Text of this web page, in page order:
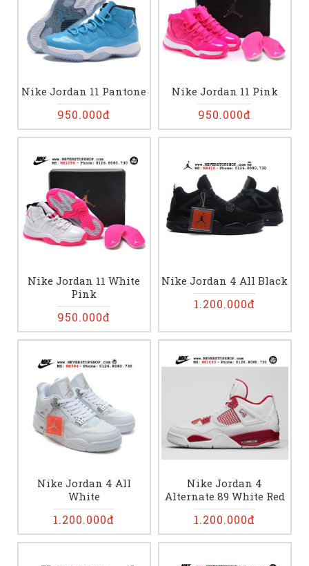
Nike Jordan 11 Pantone
950.000đ
Nike Jordan 11 Pink
950.000đ
Nike Jordan 11 White
Pink
950.000đ
Nike Jordan 4 All Black
1.200.000đ
Nike Jordan 4 All
White
1.200.000đ
Nike Jordan 4
Alternate 89 White Red
1.200.000đ